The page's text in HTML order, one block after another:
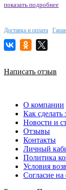
показать подробнее
Доставка и оплата
Написать отзыв
О компании
Как сделать
Новости и
Отзывы
Контакты
Личный
Политика
Условия
Согласие